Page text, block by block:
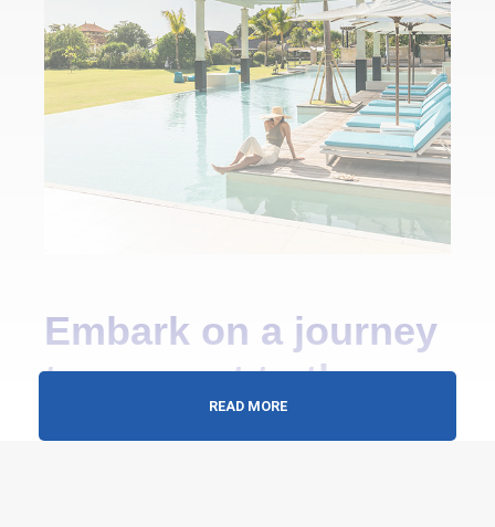
Embark on a journey
to connect to the
soul of Bali
READ MORE